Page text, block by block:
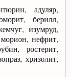
адуляр,
берилл,
изумруд,
нефрит,
ростерит,
хризолит,